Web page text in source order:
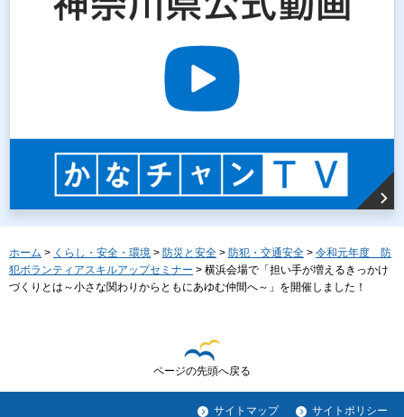
ホーム > くらし・安全・環境 > 防災と安全 > 防犯・交通安全 > 令和元年度 防
犯ボランティアスキルアップセミナー > 横浜会場で「担い手が増えるきっかけ
づくりとは～小さな関わりからともにあゆむ仲間へ～」を開催しました！
ページの先頭へ戻る
サイトマップ サイトポリシー